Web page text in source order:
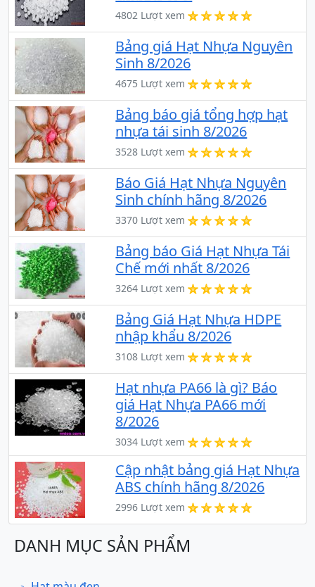
4802 Lượt xem
Bảng giá Hạt Nhựa Nguyên
Sinh 8/2026
4675 Lượt xem
Bảng báo giá tổng hợp hạt
nhựa tái sinh 8/2026
3528 Lượt xem
Báo Giá Hạt Nhựa Nguyên
Sinh chính hãng 8/2026
3370 Lượt xem
Bảng báo Giá Hạt Nhựa Tái
Chế mới nhất 8/2026
3264 Lượt xem
Bảng Giá Hạt Nhựa HDPE
nhập khẩu 8/2026
3108 Lượt xem
Hạt nhựa PA66 là gì? Báo
giá Hạt Nhựa PA66 mới
8/2026
3034 Lượt xem
Cập nhật bảng giá Hạt Nhựa
ABS chính hãng 8/2026
2996 Lượt xem
DANH MỤC SẢN PHẨM